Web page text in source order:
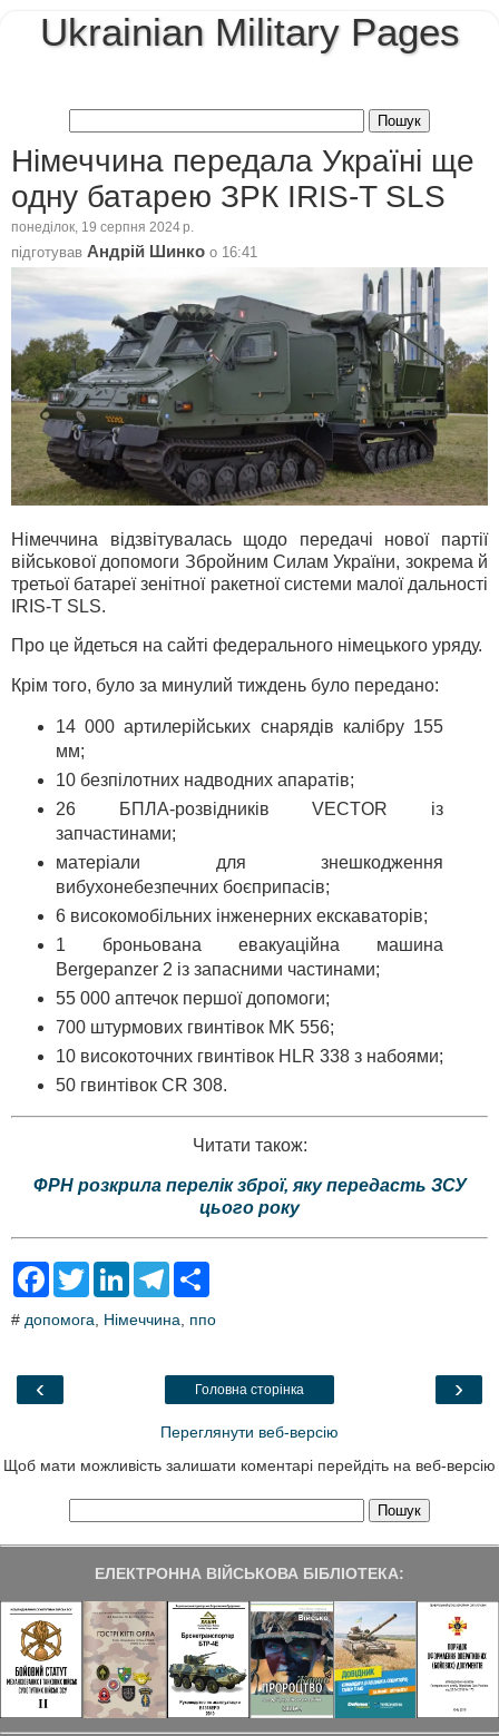
Ukrainian Military Pages
Німеччина передала Україні ще
одну батарею ЗРК IRIS-T SLS
понеділок, 19 серпня 2024 р.
підготував Андрій Шинко о 16:41
Німеччина відзвітувалась щодо передачі нової партії
військової допомоги Збройним Силам України, зокрема й
третьої батареї зенітної ракетної системи малої дальності
IRIS-T SLS.
Про це йдеться на сайті федерального німецького уряду.
Крім того, було за минулий тиждень було передано:
14 000 артилерійських снарядів калібру 155
мм;
10 безпілотних надводних апаратів;
26 БПЛА-розвідників VECTOR із
запчастинами;
матеріали для знешкодження
вибухонебезпечних боєприпасів;
6 високомобільних інженерних екскаваторів;
1 броньована евакуаційна машина
Bergepanzer 2 із запасними частинами;
55 000 аптечок першої допомоги;
700 штурмових гвинтівок MK 556;
10 високоточних гвинтівок HLR 338 з набоями;
50 гвинтівок CR 308.
Читати також:
ФРН розкрила перелік зброї, яку передасть ЗСУ
цього року
F
e
o
T
t
L
k
T
e
a
r
# допомога Німеччина ппо
‹ ›
Головна сторінка
Переглянути веб-версію
Щоб мати можливість залишати коментарі перейдіть на веб-версію
ЕЛЕКТРОННА ВІЙСЬКОВА БІБЛІОТЕКА: